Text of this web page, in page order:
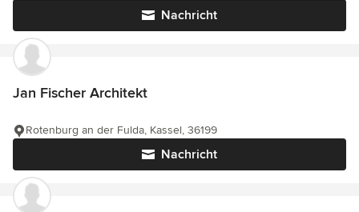
Nachricht
Jan Fischer Architekt
Nachricht
Rotenburg an der Fulda, Kassel, 36199